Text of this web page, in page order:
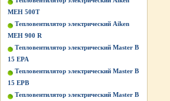
MEH 500T
Тепловентилятор электрический Aiken
MEH 900 R
Тепловентилятор электрический Master B
15 EPA
Тепловентилятор электрический Master B
15 EPB
Тепловентилятор электрический Master B